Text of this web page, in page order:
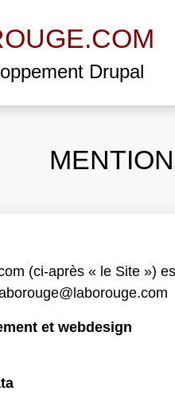
Drupal
(ci-après « le Site »)
et webdesign